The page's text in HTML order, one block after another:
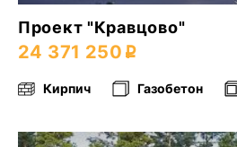
Проект "Кравцово"
24 371 250
Кирпич Газобетон